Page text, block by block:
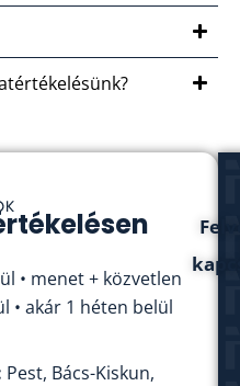
• menet + közvetlen
• akár 1 héten belül
Pest, Bács-Kiskun,